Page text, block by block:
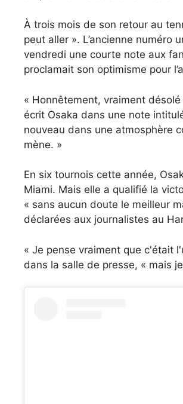
À trois mois de son retour au
peut aller ». L’ancienne numéro
vendredi une courte note aux
proclamait son optimisme pour
« Honnêtement, vraiment
écrit Osaka dans une note
nouveau dans une atmosphère
mène. »
En six tournois cette année,
Miami. Mais elle a qualifié la
« sans aucun doute le meilleur
déclarées aux journalistes au
« Je pense vraiment que c'était
dans la salle de presse, « mais